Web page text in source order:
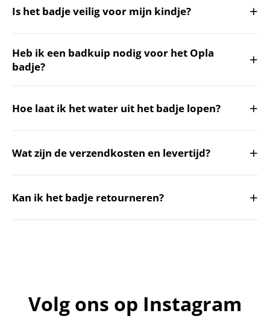
Is het badje veilig voor mijn kindje? +
Heb ik een badkuip nodig voor het Opla
badje?
+
Hoe laat ik het water uit het badje lopen? +
Wat zijn de verzendkosten en levertijd? +
Kan ik het badje retourneren? +
Volg ons op Instagram